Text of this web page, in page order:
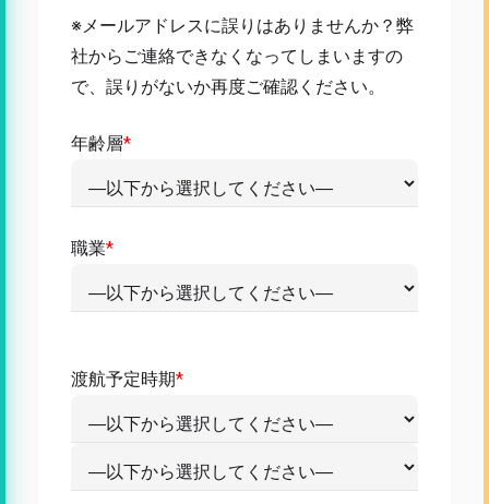
※メールアドレスに誤りはありませんか？弊
社からご連絡できなくなってしまいますの
で、誤りがないか再度ご確認ください。
年齢層*
職業*
渡航予定時期*